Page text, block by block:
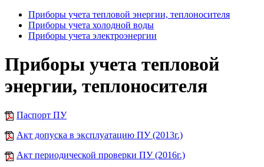
Приборы учета тепловой энергии, теплоносителя
Приборы учета холодной воды
Приборы учета электроэнергии
Приборы учета тепловой
энергии, теплоносителя
Паспорт ПУ
Акт допуска в эксплуатацию ПУ (2013г.)
Акт периодической проверки ПУ (2016г.)